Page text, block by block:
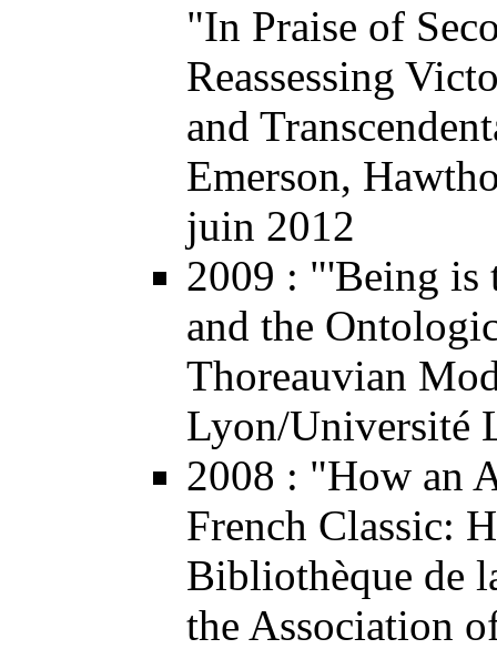
"In Praise of
Reassessing
and
Emerson,
juin 2012
2009 : "'Being is
and the
Thoreauvian
Lyon/Université
2008 : "How an
French Classic:
Bibliothèque de
the Association